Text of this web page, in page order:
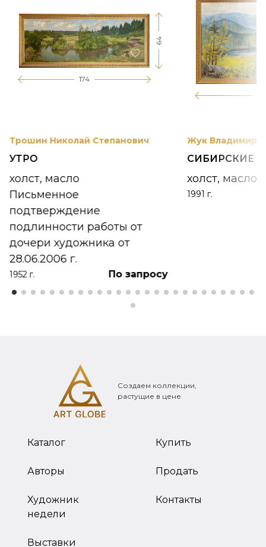
174
64
Трошин Николай Степанович
УТРО
холст, масло
Письменное
подтверждение
подлинности работы от
дочери художника от
28.06.2006 г.
1952 г. По запросу
Жук Владимир
СИБИРСКИЕ
холст, масло
1991 г.
Создаем коллекции,
растущие в цене
Каталог
Авторы
Художник
недели
Выставки
Купить
Продать
Контакты